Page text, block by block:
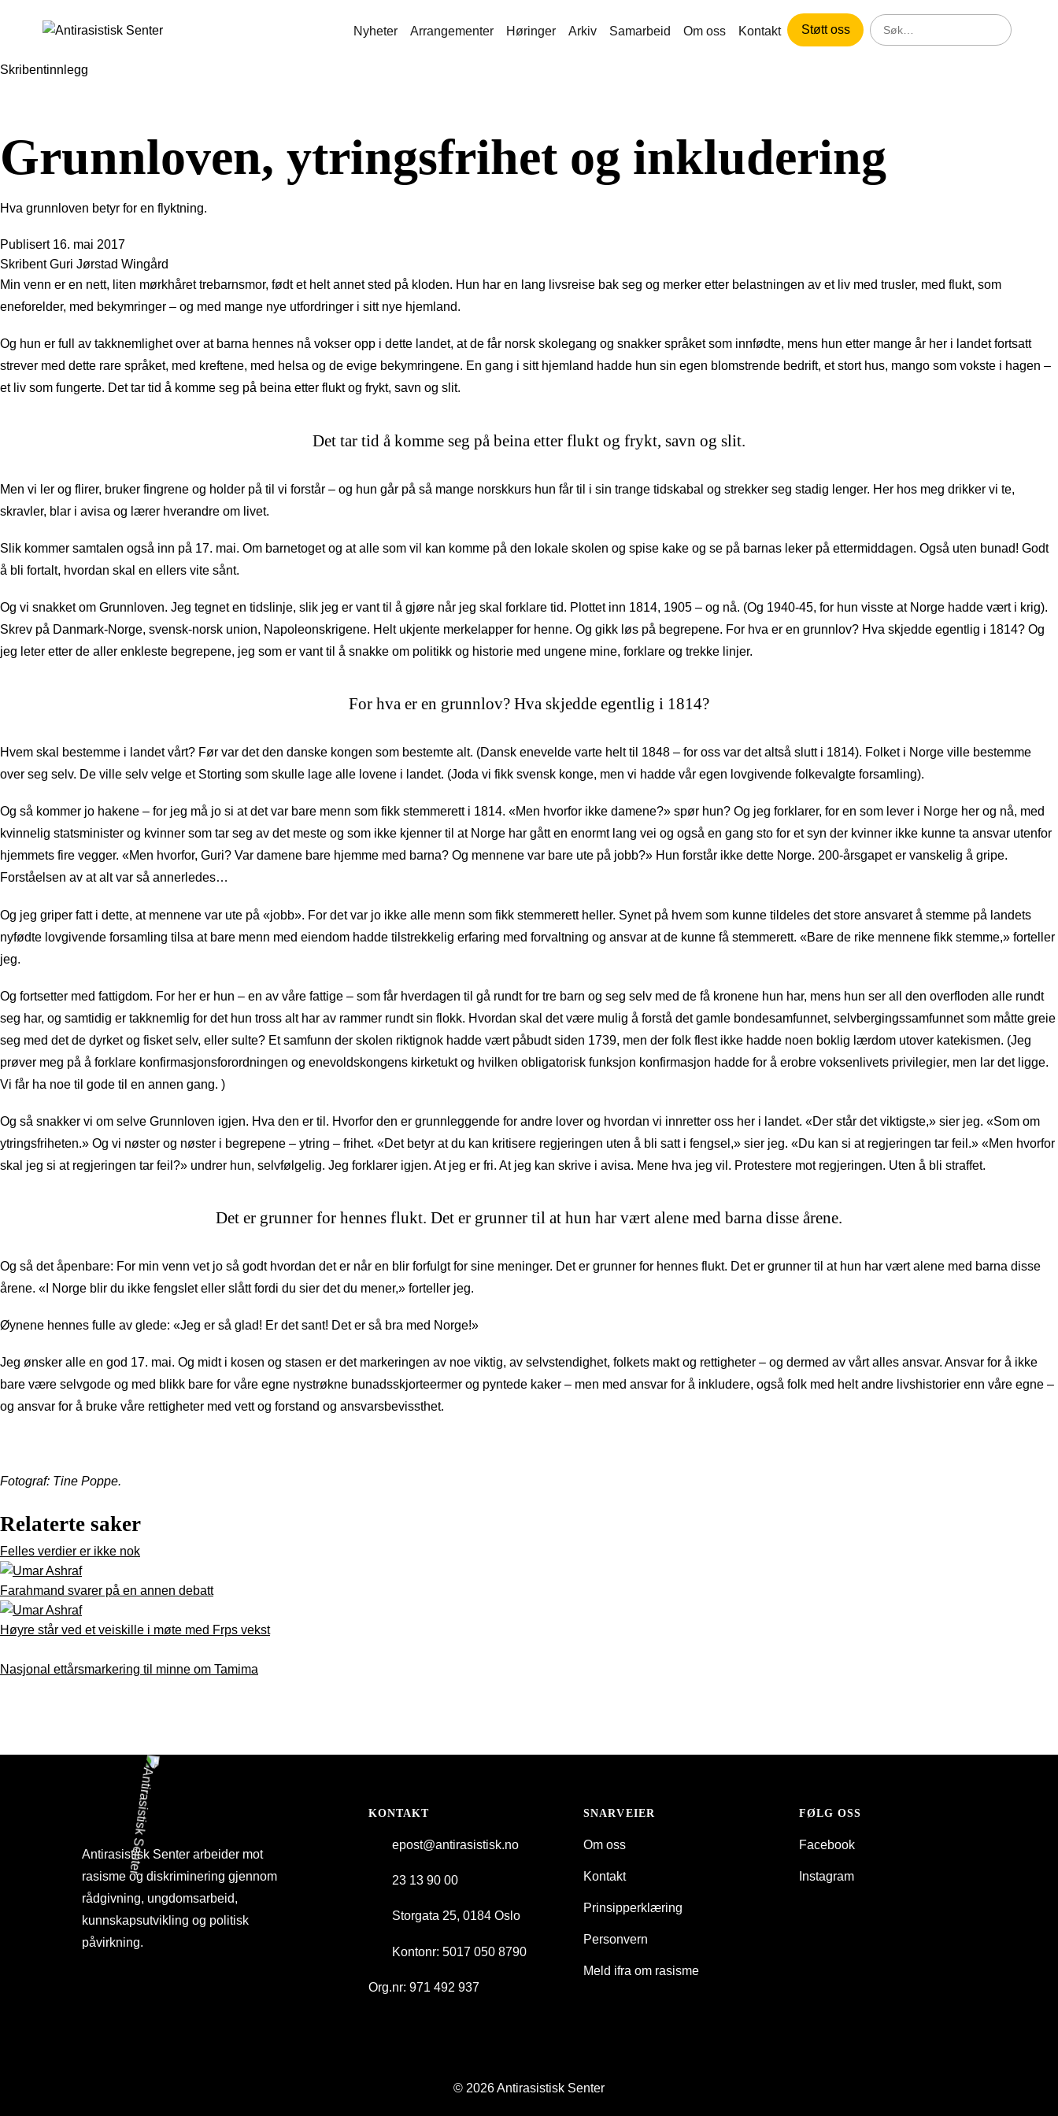
Nyheter Arrangementer Høringer Arkiv Samarbeid Om oss Kontakt Støtt oss
Søk
etter:
Skribentinnlegg
Grunnloven, ytringsfrihet og inkludering
Hva grunnloven betyr for en flyktning.
Publisert 16. mai 2017
Skribent Guri Jørstad Wingård
Min venn er en nett, liten mørkhåret trebarnsmor, født et helt annet sted på kloden. Hun har en lang livsreise bak seg og merker etter belastningen av et liv med trusler, med flukt, som
eneforelder, med bekymringer – og med mange nye utfordringer i sitt nye hjemland.
Og hun er full av takknemlighet over at barna hennes nå vokser opp i dette landet, at de får norsk skolegang og snakker språket som innfødte, mens hun etter mange år her i landet fortsatt
strever med dette rare språket, med kreftene, med helsa og de evige bekymringene. En gang i sitt hjemland hadde hun sin egen blomstrende bedrift, et stort hus, mango som vokste i hagen –
et liv som fungerte. Det tar tid å komme seg på beina etter flukt og frykt, savn og slit.
Det tar tid å komme seg på beina etter flukt og frykt, savn og slit.
Men vi ler og flirer, bruker fingrene og holder på til vi forstår – og hun går på så mange norskkurs hun får til i sin trange tidskabal og strekker seg stadig lenger. Her hos meg drikker vi te,
skravler, blar i avisa og lærer hverandre om livet.
Slik kommer samtalen også inn på 17. mai. Om barnetoget og at alle som vil kan komme på den lokale skolen og spise kake og se på barnas leker på ettermiddagen. Også uten bunad! Godt
å bli fortalt, hvordan skal en ellers vite sånt.
Og vi snakket om Grunnloven. Jeg tegnet en tidslinje, slik jeg er vant til å gjøre når jeg skal forklare tid. Plottet inn 1814, 1905 – og nå. (Og 1940-45, for hun visste at Norge hadde vært i krig).
Skrev på Danmark-Norge, svensk-norsk union, Napoleonskrigene. Helt ukjente merkelapper for henne. Og gikk løs på begrepene. For hva er en grunnlov? Hva skjedde egentlig i 1814? Og
jeg leter etter de aller enkleste begrepene, jeg som er vant til å snakke om politikk og historie med ungene mine, forklare og trekke linjer.
For hva er en grunnlov? Hva skjedde egentlig i 1814?
Hvem skal bestemme i landet vårt? Før var det den danske kongen som bestemte alt. (Dansk enevelde varte helt til 1848 – for oss var det altså slutt i 1814). Folket i Norge ville bestemme
over seg selv. De ville selv velge et Storting som skulle lage alle lovene i landet. (Joda vi fikk svensk konge, men vi hadde vår egen lovgivende folkevalgte forsamling).
Og så kommer jo hakene – for jeg må jo si at det var bare menn som fikk stemmerett i 1814. «Men hvorfor ikke damene?» spør hun? Og jeg forklarer, for en som lever i Norge her og nå, med
kvinnelig statsminister og kvinner som tar seg av det meste og som ikke kjenner til at Norge har gått en enormt lang vei og også en gang sto for et syn der kvinner ikke kunne ta ansvar utenfor
hjemmets fire vegger. «Men hvorfor, Guri? Var damene bare hjemme med barna? Og mennene var bare ute på jobb?» Hun forstår ikke dette Norge. 200-årsgapet er vanskelig å gripe.
Forståelsen av at alt var så annerledes…
Og jeg griper fatt i dette, at mennene var ute på «jobb». For det var jo ikke alle menn som fikk stemmerett heller. Synet på hvem som kunne tildeles det store ansvaret å stemme på landets
nyfødte lovgivende forsamling tilsa at bare menn med eiendom hadde tilstrekkelig erfaring med forvaltning og ansvar at de kunne få stemmerett. «Bare de rike mennene fikk stemme,» forteller
jeg.
Og fortsetter med fattigdom. For her er hun – en av våre fattige – som får hverdagen til gå rundt for tre barn og seg selv med de få kronene hun har, mens hun ser all den overfloden alle rundt
seg har, og samtidig er takknemlig for det hun tross alt har av rammer rundt sin flokk. Hvordan skal det være mulig å forstå det gamle bondesamfunnet, selvbergingssamfunnet som måtte greie
seg med det de dyrket og fisket selv, eller sulte? Et samfunn der skolen riktignok hadde vært påbudt siden 1739, men der folk flest ikke hadde noen boklig lærdom utover katekismen. (Jeg
prøver meg på å forklare konfirmasjonsforordningen og enevoldskongens kirketukt og hvilken obligatorisk funksjon konfirmasjon hadde for å erobre voksenlivets privilegier, men lar det ligge.
Vi får ha noe til gode til en annen gang. )
Og så snakker vi om selve Grunnloven igjen. Hva den er til. Hvorfor den er grunnleggende for andre lover og hvordan vi innretter oss her i landet. «Der står det viktigste,» sier jeg. «Som om
ytringsfriheten.» Og vi nøster og nøster i begrepene – ytring – frihet. «Det betyr at du kan kritisere regjeringen uten å bli satt i fengsel,» sier jeg. «Du kan si at regjeringen tar feil.» «Men hvorfor
skal jeg si at regjeringen tar feil?» undrer hun, selvfølgelig. Jeg forklarer igjen. At jeg er fri. At jeg kan skrive i avisa. Mene hva jeg vil. Protestere mot regjeringen. Uten å bli straffet.
Det er grunner for hennes flukt. Det er grunner til at hun har vært alene med barna disse årene.
Og så det åpenbare: For min venn vet jo så godt hvordan det er når en blir forfulgt for sine meninger. Det er grunner for hennes flukt. Det er grunner til at hun har vært alene med barna disse
årene. «I Norge blir du ikke fengslet eller slått fordi du sier det du mener,» forteller jeg.
Øynene hennes fulle av glede: «Jeg er så glad! Er det sant! Det er så bra med Norge!»
Jeg ønsker alle en god 17. mai. Og midt i kosen og stasen er det markeringen av noe viktig, av selvstendighet, folkets makt og rettigheter – og dermed av vårt alles ansvar. Ansvar for å ikke
bare være selvgode og med blikk bare for våre egne nystrøkne bunadsskjorteermer og pyntede kaker – men med ansvar for å inkludere, også folk med helt andre livshistorier enn våre egne –
og ansvar for å bruke våre rettigheter med vett og forstand og ansvarsbevissthet.
Fotograf: Tine Poppe.
Relaterte saker
Felles verdier er ikke nok
Farahmand svarer på en annen debatt
Høyre står ved et veiskille i møte med Frps vekst
Nasjonal ettårsmarkering til minne om Tamima
Antirasistisk Senter arbeider mot
rasisme og diskriminering gjennom
rådgivning, ungdomsarbeid,
kunnskapsutvikling og politisk
påvirkning.
KONTAKT
epost@antirasistisk.no
23 13 90 00
Storgata 25, 0184 Oslo
Kontonr: 5017 050 8790
Org.nr: 971 492 937
SNARVEIER
Om oss
Kontakt
Prinsipperklæring
Personvern
Meld ifra om rasisme
FØLG OSS
Facebook
Instagram
© 2026 Antirasistisk Senter